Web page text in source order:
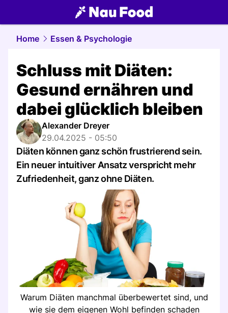
food.NAU.ch
Home Essen & Psychologie
Schluss mit Diäten:
Gesund ernähren und
dabei glücklich bleiben
Alexander Dreyer
29.04.2025 - 05:50
Diäten können ganz schön frustrierend sein.
Ein neuer intuitiver Ansatz verspricht mehr
Zufriedenheit, ganz ohne Diäten.
Warum Diäten manchmal überbewertet sind, und
wie sie dem eigenen Wohl befinden schaden